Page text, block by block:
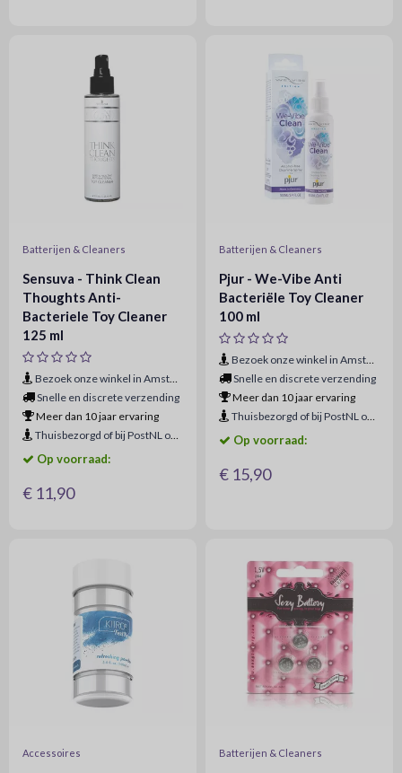
Batterijen & Cleaners
Sensuva - Think Clean
Thoughts Anti-
Bacteriele Toy Cleaner
125 ml
Bezoek onze winkel in Amsterdam
Snelle en discrete verzending
Meer dan 10 jaar ervaring
Thuisbezorgd of bij PostNL ophaalpunt
Op voorraad:
€ 11,90
Batterijen & Cleaners
Pjur - We-Vibe Anti
Bacteriële Toy Cleaner
100 ml
Bezoek onze winkel in Amsterdam
Snelle en discrete verzending
Meer dan 10 jaar ervaring
Thuisbezorgd of bij PostNL ophaalpunt
Op voorraad:
€ 15,90
Accessoires Batterijen & Cleaners